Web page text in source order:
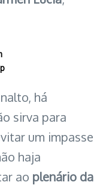
há
sirva para
um impasse
haja
ao plenário da